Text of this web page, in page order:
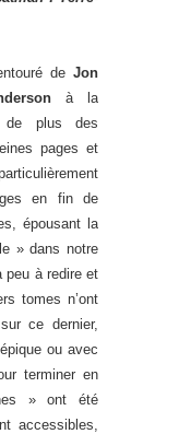
de Jon
à la
de plus des
pages et
en fin de
épousant la
» dans notre
peu à redire et
tomes n’ont
ce dernier,
ou avec
terminer en
» ont été
accessibles,